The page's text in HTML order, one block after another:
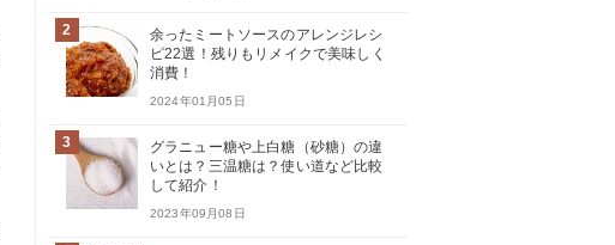
2
余ったミートソースのアレンジレシ
ピ22選！残りもリメイクで美味しく
消費！
2024年01月05日
3
グラニュー糖や上白糖（砂糖）の違
いとは？三温糖は？使い道など比較
して紹介！
2023年09月08日